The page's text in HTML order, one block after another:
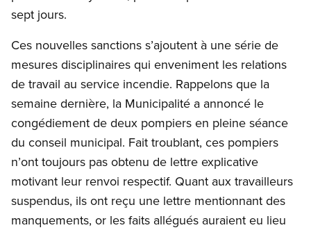
sept jours.
Ces nouvelles sanctions s’ajoutent à une série de
mesures disciplinaires qui enveniment les relations
de travail au service incendie. Rappelons que la
semaine dernière, la Municipalité a annoncé le
congédiement de deux pompiers en pleine séance
du conseil municipal. Fait troublant, ces pompiers
n’ont toujours pas obtenu de lettre explicative
motivant leur renvoi respectif. Quant aux travailleurs
suspendus, ils ont reçu une lettre mentionnant des
manquements, or les faits allégués auraient eu lieu